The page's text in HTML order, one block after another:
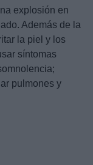
explosión en
Además de la
la piel y los
síntomas
pulmones y